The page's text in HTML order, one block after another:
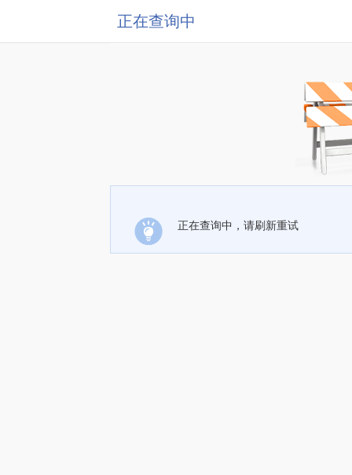
正在查询中
正在查询中，请刷新重试